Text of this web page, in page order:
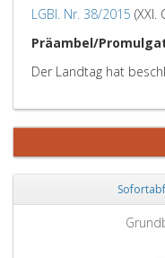
LGBl. Nr. 38/2015 (XXI.
Präambel/
Der Landtag hat